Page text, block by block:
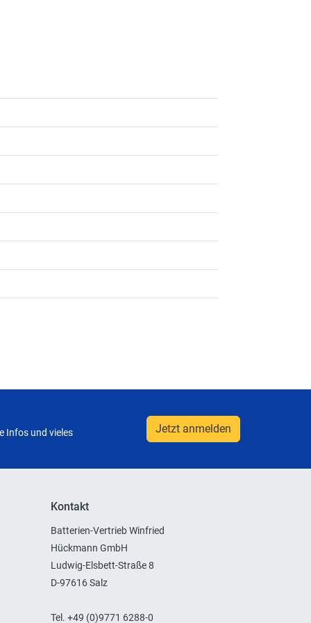
Infos und vieles
Jetzt anmelden
Kontakt
Batterien-Vertrieb Winfried
Hückmann GmbH
Ludwig-Elsbett-Straße 8
D-97616 Salz
Tel. +49 (0)9771 6288-0